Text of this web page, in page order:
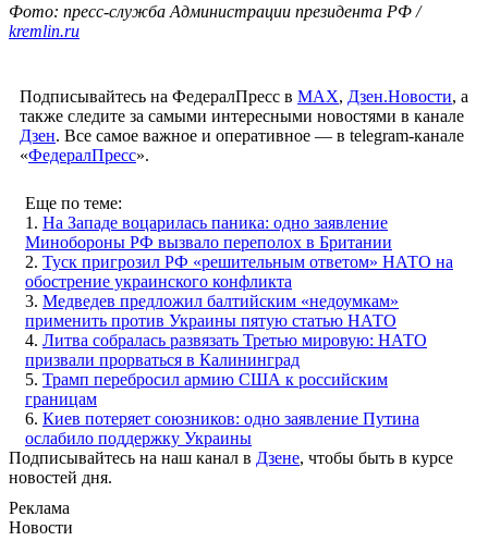
Фото: пресс-служба Администрации президента РФ /
kremlin.ru
Подписывайтесь на ФедералПресс в МАХ, Дзен.Новости, а
также следите за самыми интересными новостями в канале
Дзен. Все самое важное и оперативное — в telegram-канале
«ФедералПресс».
Еще по теме:
1. На Западе воцарилась паника: одно заявление
Минобороны РФ вызвало переполох в Британии
2. Туск пригрозил РФ «решительным ответом» НАТО на
обострение украинского конфликта
3. Медведев предложил балтийским «недоумкам»
применить против Украины пятую статью НАТО
4. Литва собралась развязать Третью мировую: НАТО
призвали прорваться в Калининград
5. Трамп перебросил армию США к российским
границам
6. Киев потеряет союзников: одно заявление Путина
ослабило поддержку Украины
Подписывайтесь на наш канал в Дзене, чтобы быть в курсе
новостей дня.
Реклама
Новости